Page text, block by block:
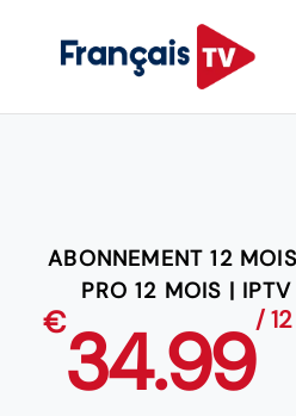
ABONNEMENT 12
PRO 12 MOIS |
€34.99/